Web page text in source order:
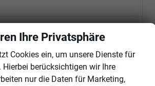
Ihre Privatsphäre
Cookies ein, um unsere Dienste für
Hierbei berücksichtigen wir Ihre
nur die Daten für Marketing,